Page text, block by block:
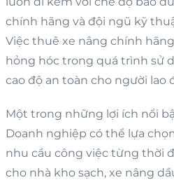
chính hãng và đội ngũ kỹ
Việc thuê xe nâng chính
hỏng hóc trong quá trình sử
cao độ an toàn cho người lao
Một trong những lợi ích nổi
Doanh nghiệp có thể lựa
nhu cầu công việc từng thời
cho nhà kho sạch, xe nâng